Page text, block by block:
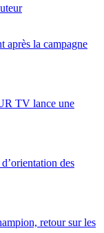
après la campagne
TV lance une
des
retour sur les